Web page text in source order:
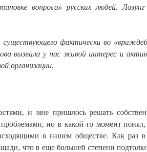
вопроса» русских людей.
существующего фактически во
вызвала у нас живой интерес и
организации.
и мне пришлось решать
но в какой-то момент понял,
в нашем обществе. Как раз в
что в еще большей степени